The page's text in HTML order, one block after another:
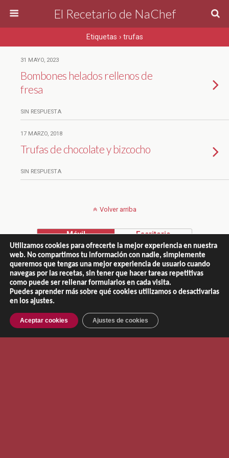
El Recetario de NaChef
Etiquetas › trufas
31 MAYO, 2023
Bombones helados rellenos de
fresa
SIN RESPUESTA
17 MARZO, 2018
Trufas de chocolate y bizcocho
SIN RESPUESTA
Volver arriba
Móvil Escritorio
Utilizamos cookies para ofrecerte la mejor experiencia en nuestra
web. No compartimos tu información con nadie, simplemente
queremos que tengas una mejor experiencia de usuario cuando
navegas por las recetas, sin tener que hacer tareas repetitivas
como puede ser rellenar formularios en cada visita.
Puedes aprender más sobre qué cookies utilizamos o desactivarlas
en los ajustes.
Aceptar cookies Ajustes de cookies
Copyright © 2013 - 2026 |El Recetario de NaChef
Aviso Legal
Política de Privacidad